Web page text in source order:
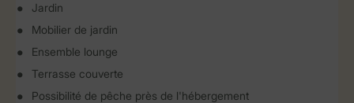
Jardin
Mobilier de jardin
Ensemble lounge
Terrasse couverte
Possibilité de pêche près de l'hébergement